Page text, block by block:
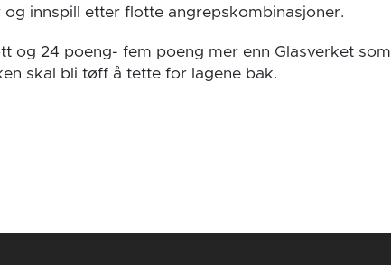
innspill etter flotte angrepskombinasjoner.
og 24 poeng- fem poeng mer enn Glasverket som
skal bli tøff å tette for lagene bak.